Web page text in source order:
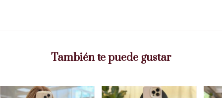
También te puede gustar